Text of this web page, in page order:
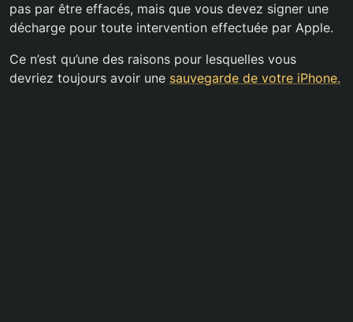
pas par être effacés, mais que vous devez signer une
décharge pour toute intervention effectuée par Apple.
Ce n’est qu’une des raisons pour lesquelles vous
devriez toujours avoir une sauvegarde de votre iPhone.